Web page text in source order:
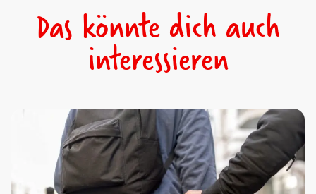
Das könnte dich auch
interessieren